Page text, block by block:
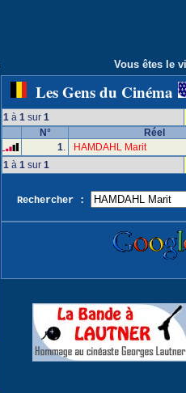
Vous êtes le
Les Gens du Cinéma
1 à 1 sur 1
N°
Réel
1.
HAMDAHL Marit
1 à 1 sur 1
Rechercher :